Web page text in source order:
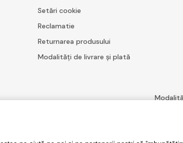
Setări cookie
Reclamatie
Returnarea produsului
Modalități de livrare și plată